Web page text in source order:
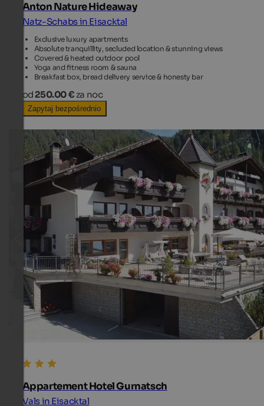
Anton Nature Hideaway
Natz-Schabs in Eisacktal
Exclusive luxury apartments
Absolute tranquillity, secluded location & stunning views
Covered & heated outdoor pool
Yoga and fitness room & sauna
Breakfast box, bread delivery service & honesty bar
od 250.00 € za noc
Zapytaj bezpośrednio
Appartement Hotel Gurnatsch
Vals in Eisacktal